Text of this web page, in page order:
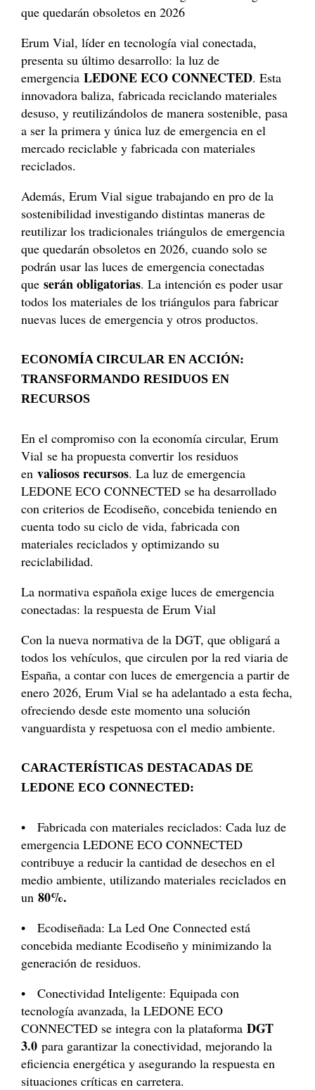
que quedarán obsoletos en 2026
Erum Vial, líder en tecnología vial conectada,
presenta su último desarrollo: la luz de
emergenciaLEDONE ECO CONNECTED. Esta
innovadora baliza, fabricada reciclando materiales
desuso, y reutilizándolos de manera sostenible, pasa
a ser la primera y única luz de emergencia en el
mercado reciclable y fabricada con materiales
reciclados.
Además, Erum Vial sigue trabajando en pro de la
sostenibilidad investigando distintas maneras de
reutilizar los tradicionales triángulos de emergencia
que quedarán obsoletos en 2026, cuando solo se
podrán usar las luces de emergencia conectadas
queserán obligatorias. La intención es poder usar
todos los materiales de los triángulos para fabricar
nuevas luces de emergencia y otros productos.
ECONOMÍA CIRCULAR EN ACCIÓN:
TRANSFORMANDO RESIDUOS EN
RECURSOS
En el compromiso con la economía circular, Erum
Vial se ha propuesta convertir los residuos
en valiosos recursos. La luz de emergencia
LEDONE ECO CONNECTED se ha desarrollado
con criterios de Ecodiseño, concebida teniendo en
cuenta todo su ciclo de vida, fabricada con
materiales reciclados y optimizando su
reciclabilidad.
La normativa española exige luces de emergencia
conectadas: la respuesta de Erum Vial
Con la nueva normativa de la DGT, que obligará a
todos los vehículos, que circulen por la red viaria de
España, a contar con luces de emergencia a partir de
enero 2026, Erum Vial se ha adelantado a esta fecha,
ofreciendo desde este momento una solución
vanguardista y respetuosa con el medio ambiente.
CARACTERÍSTICAS DESTACADAS DE
LEDONE ECO CONNECTED:
• Fabricada con materiales reciclados: Cada luz de
emergencia LEDONE ECO CONNECTED
contribuye a reducir la cantidad de desechos en el
medio ambiente, utilizando materiales reciclados en
un80%.
• Ecodiseñada: La Led One Connected está
concebida mediante Ecodiseño y minimizando la
generación de residuos.
• Conectividad Inteligente: Equipada con
tecnología avanzada, la LEDONE ECO
CONNECTED se integra con la plataforma DGT
3.0 para garantizar la conectividad, mejorando la
eficiencia energética y asegurando la respuesta en
situaciones críticas en carretera.